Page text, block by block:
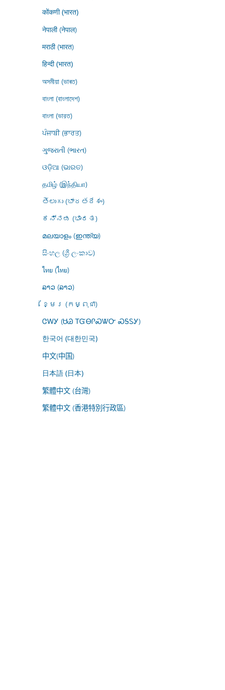
कोंकणी (भारत)
नेपाली (नेपाल)
मराठी (भारत)
हिन्दी (भारत)
অসমীয়া (ভাৰত)
বাংলা (বাংলাদেশ)
বাংলা (ভারত)
ਪੰਜਾਬੀ (ਭਾਰਤ)
ગુજરાતી (ભારત)
ଓଡ଼ିଆ (ଭାରତ)
தமிழ் (இந்தியா)
తెలుగు (భారతదేశం)
ಕನ್ನಡ (ಭಾರತ)
മലയാളം (ഇന്ത്യ)
සිංහල (ශ්‍රී ලංකාව)
ไทย (ไทย)
ລາວ (ລາວ)
ខ្មែរ (កម្ពុជា)
ᏣᎳᎩ (ᏌᏊ ᎢᏳᎾᎵᏍᏔᏅ ᏍᎦᏚᎩ)
한국어 (대한민국)
中文(中国)
日本語 (日本)
繁體中文 (台灣)
繁體中文 (香港特別行政區)